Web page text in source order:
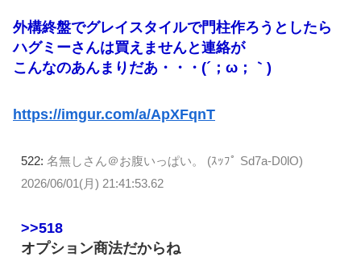
外構終盤でグレイスタイルで門柱作ろうとしたら
ハグミーさんは買えませんと連絡が
こんなのあんまりだあ・・・(´；ω；｀)
https://imgur.com/a/ApXFqnT
522: 名無しさん＠お腹いっぱい。 (ｽｯﾌﾟ Sd7a-D0lO)
2026/06/01(月) 21:41:53.62
>>518
オプション商法だからね